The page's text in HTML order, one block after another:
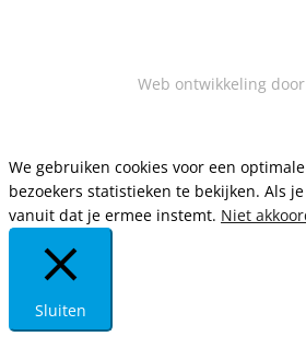
Web ontwikkeling door
We gebruiken cookies voor een
bezoekers statistieken te bekijken. Als
vanuit dat je ermee instemt. Niet
Sluiten